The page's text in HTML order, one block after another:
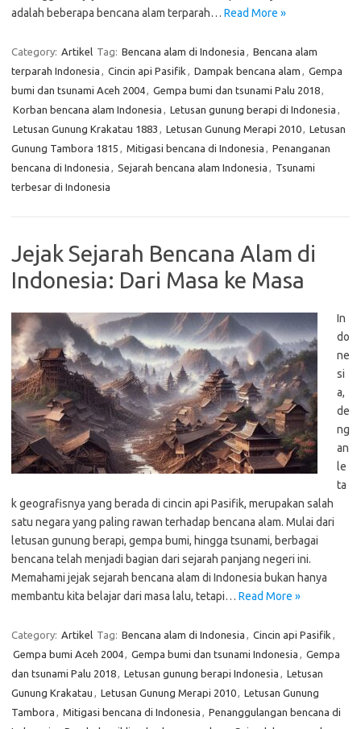
adalah beberapa bencana alam terparah… Read More »
Category: Artikel Tag: Bencana alam di Indonesia , Bencana alam
terparah Indonesia , Cincin api Pasifik , Dampak bencana alam , Gempa
bumi dan tsunami Aceh 2004, Gempa bumi dan tsunami Palu 2018,
Korban bencana alam Indonesia , Letusan gunung berapi di Indonesia ,
Letusan Gunung Krakatau 1883 , Letusan Gunung Merapi 2010, Letusan
Gunung Tambora 1815 , Mitigasi bencana di Indonesia , Penanganan
bencana di Indonesia , Sejarah bencana alam Indonesia , Tsunami
terbesar di Indonesia
Jejak Sejarah Bencana Alam di
Indonesia: Dari Masa ke Masa
In
do
ne
si
a,
de
ng
an
le
ta
k geografisnya yang berada di cincin api Pasifik, merupakan salah
satu negara yang paling rawan terhadap bencana alam. Mulai dari
letusan gunung berapi, gempa bumi, hingga tsunami, berbagai
bencana telah menjadi bagian dari sejarah panjang negeri ini.
Memahami jejak sejarah bencana alam di Indonesia bukan hanya
membantu kita belajar dari masa lalu, tetapi… Read More »
Category: Artikel Tag: Bencana alam di Indonesia , Cincin api Pasifik ,
Gempa bumi Aceh 2004, Gempa bumi dan tsunami Indonesia , Gempa
dan tsunami Palu 2018, Letusan gunung berapi Indonesia , Letusan
Gunung Krakatau , Letusan Gunung Merapi 2010, Letusan Gunung
Tambora , Mitigasi bencana di Indonesia , Penanggulangan bencana di